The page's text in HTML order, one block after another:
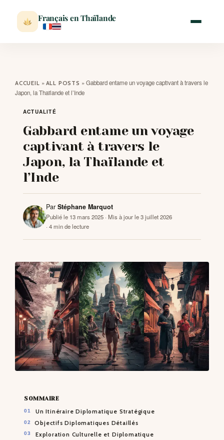
Français en Thaïlande
VISITER
MÉTÉO
EXPATRIATION
BLOG
ACCUEIL » ALL POSTS » Gabbard entame un voyage captivant à travers le
Japon, la Thaïlande et l’Inde
ACTUALITÉ
Gabbard entame un voyage
captivant à travers le
Japon, la Thaïlande et
l’Inde
Par Stéphane Marquot
Publié le 13 mars 2025 · Mis à jour le 3 juillet 2026
· 4 min de lecture
SOMMAIRE
Un Itinéraire Diplomatique Stratégique
Objectifs Diplomatiques Détaillés
Exploration Culturelle et Diplomatique